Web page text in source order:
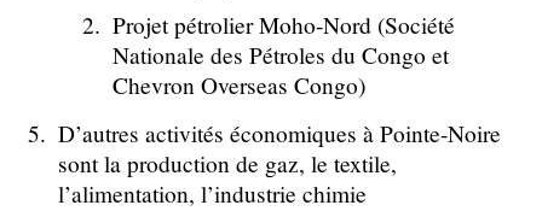
Projet pétrolier Moho-Nord (Société
Nationale des Pétroles du Congo et
Chevron Overseas Congo)
D’autres activités économiques à Pointe-Noire
sont la production de gaz, le textile,
l’alimentation, l’industrie chimie